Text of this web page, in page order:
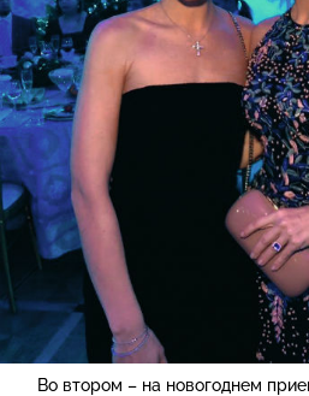
Во втором – на новогоднем